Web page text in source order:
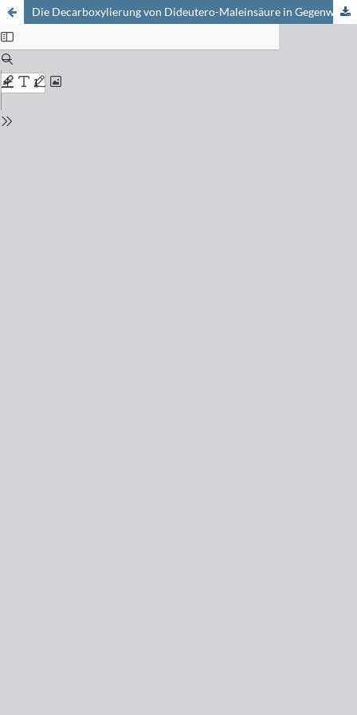
Die Decarboxylierung von Dideutero-Maleinsäure in Gegenwart von Pyridin und Chinolin